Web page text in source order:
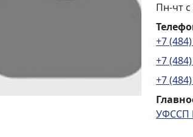
Пн-чт с
+7
+7
+7
УФССП